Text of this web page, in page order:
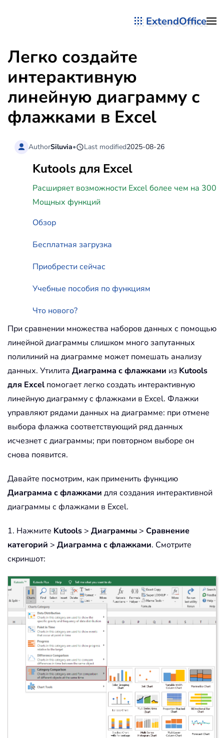
ExtendOffice
Легко создайте
интерактивную
линейную диаграмму с
флажками в Excel
AuthorSiluvia• Last modified2025-08-26
Kutools для Excel
Расширяет возможности Excel более чем на 300
Мощных функций
Обзор
Бесплатная загрузка
Приобрести сейчас
Учебные пособия по функциям
Что нового?
При сравнении множества наборов данных с помощью
линейной диаграммы слишком много запутанных
полилиний на диаграмме может помешать анализу
данных. Утилита Диаграмма с флажками из Kutools
для Excel помогает легко создать интерактивную
линейную диаграмму с флажками в Excel. Флажки
управляют рядами данных на диаграмме: при отмене
выбора флажка соответствующий ряд данных
исчезнет с диаграммы; при повторном выборе он
снова появится.
Давайте посмотрим, как применить функцию
Диаграмма с флажками для создания интерактивной
диаграммы с флажками в Excel.
1. Нажмите Kutools > Диаграммы > Сравнение
категорий > Диаграмма с флажками. Смотрите
скриншот: